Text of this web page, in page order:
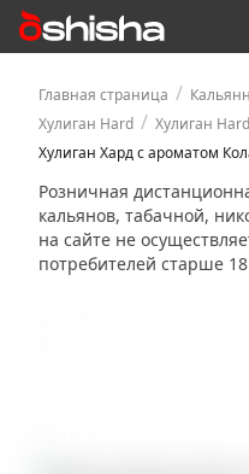
Главная страница /
Хулиган Hard / Хулиган
Хулиган Хард с ароматом
Розничная
кальянов, табачной,
на сайте не
потребителей старше 18